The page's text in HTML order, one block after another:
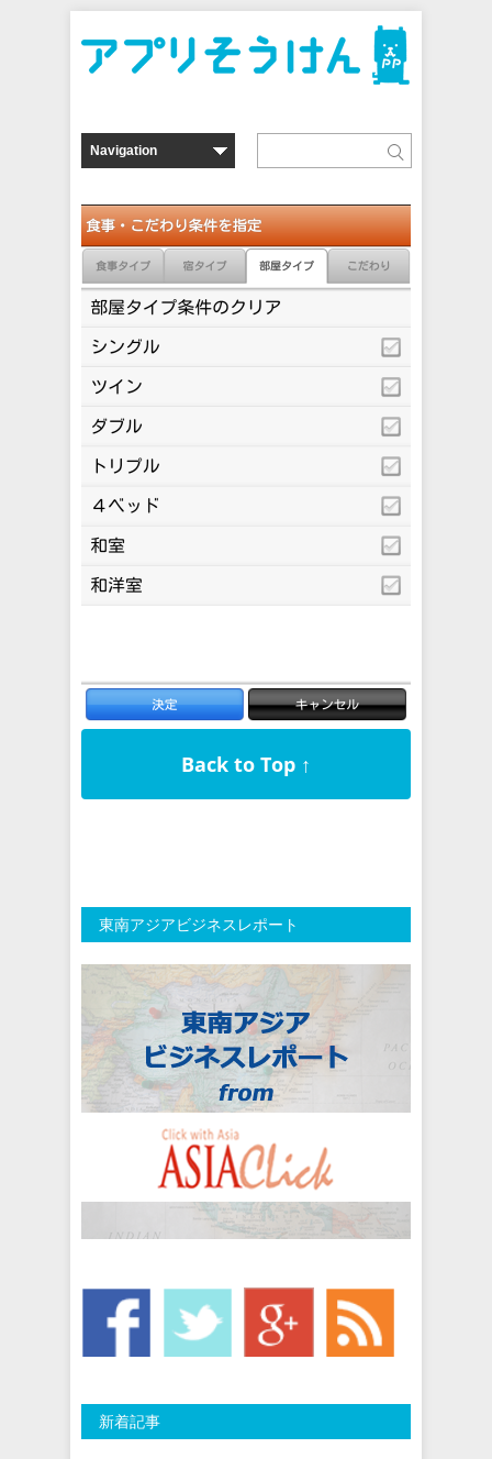
Back to Top ↑
東南アジアビジネスレポート
新着記事